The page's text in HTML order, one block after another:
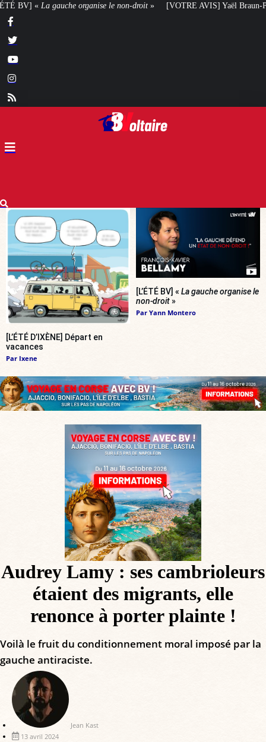
droit» [VOTRE AVIS] Yaël Braun-Pivet doit-elle renoncer à son projet
[L’ÉTÉ D’IXÈNE] Départ en
vacances
Par Ixene
[L’ÉTÉ BV] « La gauche organise le
non-droit»
Par Yann Montero
Audrey Lamy : ses cambrioleurs
étaient des migrants, elle
renonce à porter plainte !
Voilà le fruit du conditionnement moral imposé par la
gauche antiraciste.
Jean Kast
13 avril 2024